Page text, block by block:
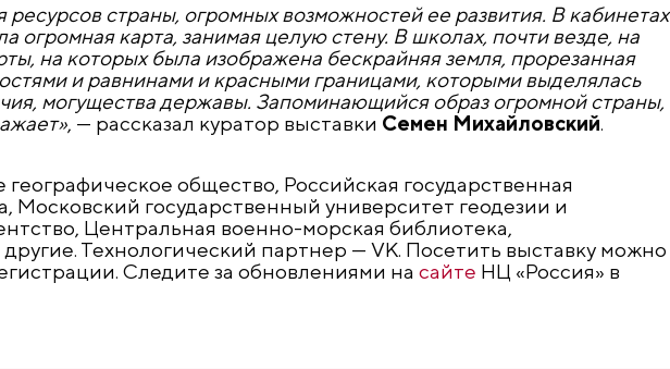
страны, огромных возможностей ее развития. В кабинетах
огромная карта, занимая целую стену. В школах, почти везде, на
на которых была изображена бескрайняя земля, прорезанная
и равнинами и красными границами, которыми выделялась
могущества державы. Запоминающийся образ огромной страны,
, — рассказал куратор выставки Семен Михайловский.
общество, Российская государственная
государственный университет геодезии и
Центральная военно-морская библиотека,
Технологический партнер — VK. Посетить выставку можно
Следите за обновлениями на сайте НЦ «Россия» в